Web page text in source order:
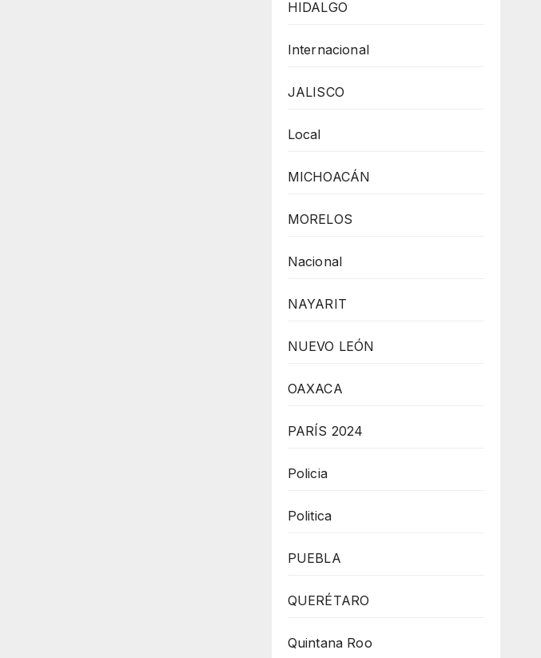
HIDALGO
Internacional
JALISCO
Local
MICHOACÁN
MORELOS
Nacional
NAYARIT
NUEVO LEÓN
OAXACA
PARÍS 2024
Policia
Politica
PUEBLA
QUERÉTARO
Quintana Roo